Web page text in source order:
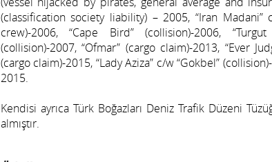
(classification society liability) – 2005, “Iran Madani”
crew)-2006, “Cape Bird” (collision)-2006,
(collision)-2007, “Ofmar” (cargo claim)-2013, “Ever
(cargo claim)-2015, “Lady Aziza” c/w “Gokbel”
2015.
Kendisi ayrıca Türk Boğazları Deniz Trafik Düzeni
almıştır.